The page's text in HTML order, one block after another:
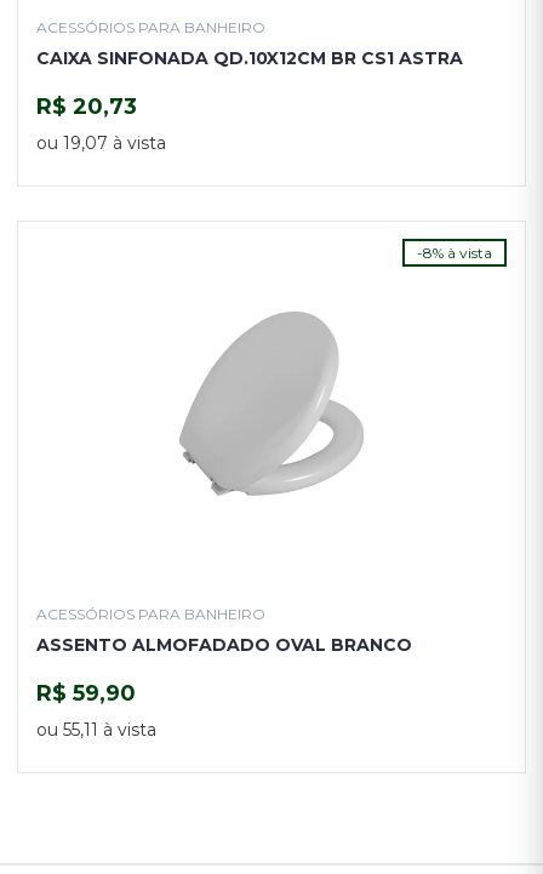
ACESSÓRIOS PARA BANHEIRO
CAIXA SINFONADA QD.10X12CM BR CS1 ASTRA
R$ 20,73
ou 19,07 à vista
-8% à vista
ACESSÓRIOS PARA BANHEIRO
ASSENTO ALMOFADADO OVAL BRANCO
R$ 59,90
ou 55,11 à vista